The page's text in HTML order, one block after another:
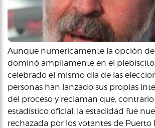
Aunque numericamente la opción
dominó ampliamente en el plebiscito
celebrado el mismo día de las
personas han lanzado sus propias
del proceso y reclaman que,
estadístico oficial, la estadidad fue
rechazada por los votantes de Puerto